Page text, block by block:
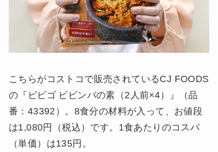
こちらがコストコで販売されているCJ FOODS
の『ビビゴ ビビンバの素（2人前×4）』（品
番：43392）。8食分の材料が入って、お値段
は1,080円（税込）です。1食あたりのコスパ
（単価）は135円。